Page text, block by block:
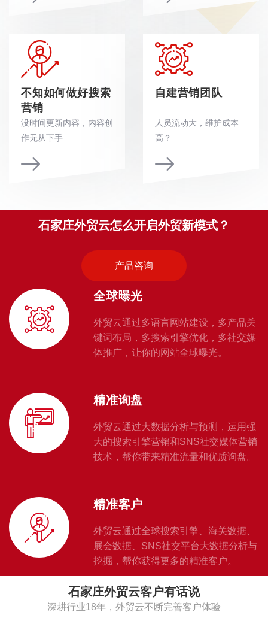
不知如何做好搜索
营销
没时间更新内容，内容创
作无从下手
自建营销团队
人员流动大，维护成本
高？
石家庄外贸云怎么开启外贸新模式？
产品咨询
全球曝光
外贸云通过多语言网站建设，多产品关
键词布局，多搜索引擎优化，多社交媒
体推广，让你的网站全球曝光。
精准询盘
外贸云通过大数据分析与预测，运用强
大的搜索引擎营销和SNS社交媒体营销
技术，帮你带来精准流量和优质询盘。
精准客户
外贸云通过全球搜索引擎、海关数据、
展会数据、SNS社交平台大数据分析与
挖掘，帮你获得更多的精准客户。
石家庄外贸云客户有话说
深耕行业18年，外贸云不断完善客户体验